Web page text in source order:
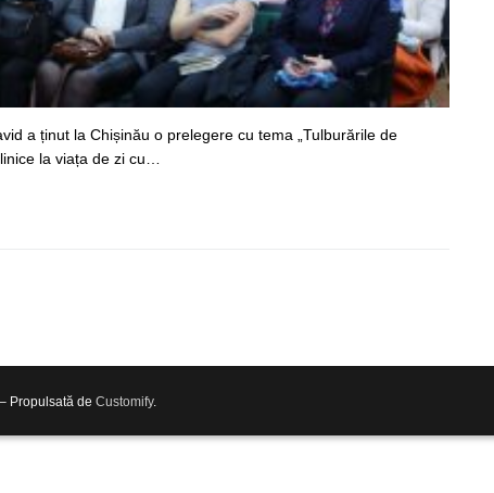
a ținut la Chișinău o prelegere cu tema „Tulburările de
la viața de zi cu…
Propulsată de Customify.